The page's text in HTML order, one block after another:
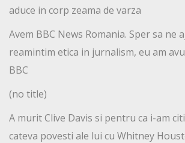
aduce in corp zeama de varza
Avem BBC News Romania. Sper sa ne
reamintim etica in jurnalism, eu am
BBC
(no title)
A murit Clive Davis si pentru ca i-am
cateva povesti ale lui cu Whitney